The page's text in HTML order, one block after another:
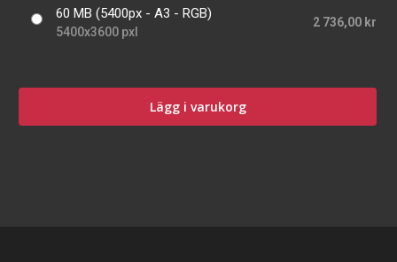
60 MB (5400px - A3 - RGB)
5400x3600 pxl
2 736,00 kr
Lägg i varukorg